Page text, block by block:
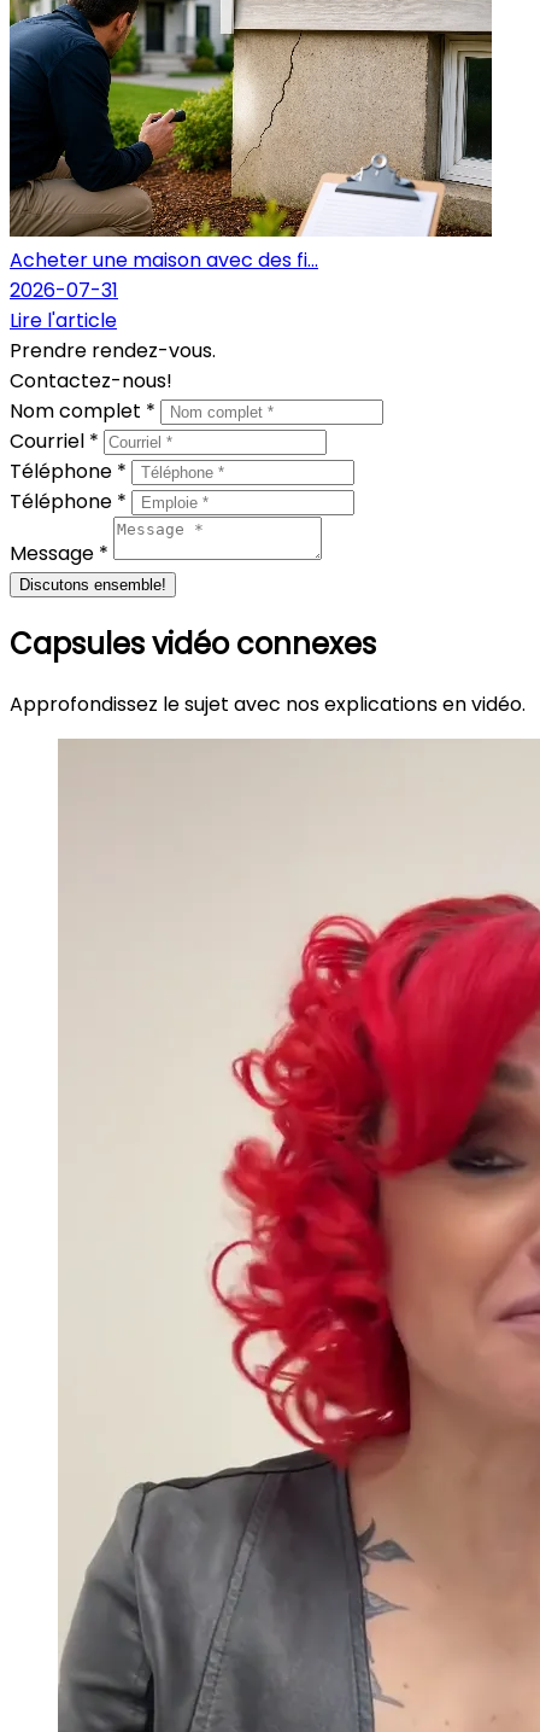
Acheter une maison avec des fi...
2026-07-31
Lire l'article
Prendre rendez-vous.
Contactez-nous!
Nom complet *
Courriel *
Téléphone *
Téléphone *
Message *
Discutons ensemble!
Capsules vidéo connexes
Approfondissez le sujet avec nos explications en vidéo.